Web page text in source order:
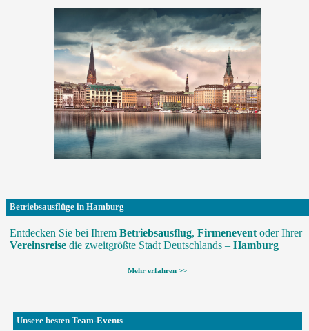
Betriebsausflüge in Hamburg
Entdecken Sie bei Ihrem Betriebsausflug, Firmeneventoder Ihrer
Vereinsreisedie zweitgrößte Stadt Deutschlands – Hamburg
Mehr erfahren >>
Unsere besten Team-Events